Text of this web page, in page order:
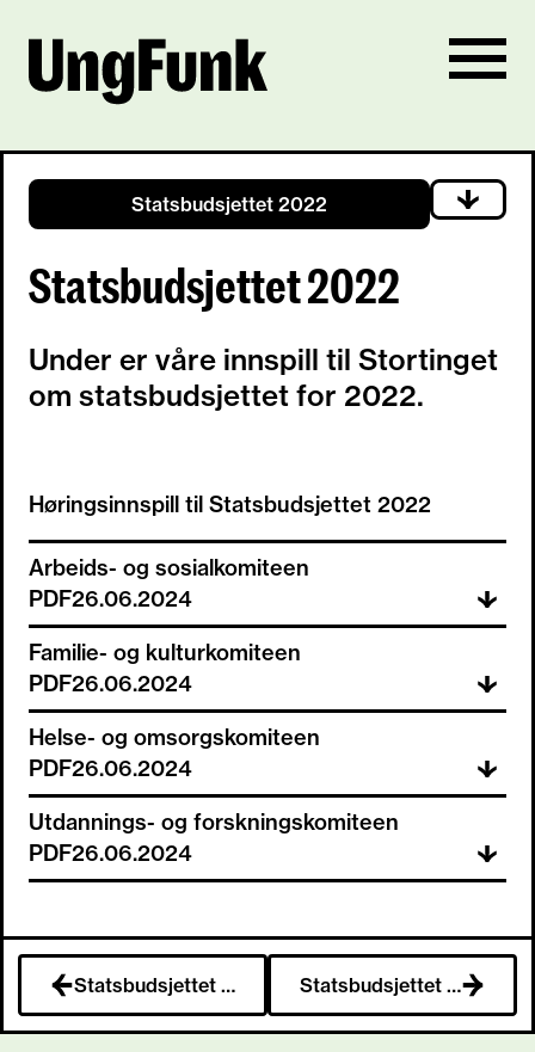
Statsbudsjettet 2022
Statsbudsjettet 2022
Under er våre innspill til Stortinget
om statsbudsjettet for 2022.
Høringsinnspill til Statsbudsjettet 2022
Arbeids- og sosialkomiteen
PDF26.06.2024
Familie- og kulturkomiteen
PDF26.06.2024
Helse- og omsorgskomiteen
PDF26.06.2024
Utdannings- og forskningskomiteen
PDF26.06.2024
Statsbudsjettet 2023 Statsbudsjettet 2021